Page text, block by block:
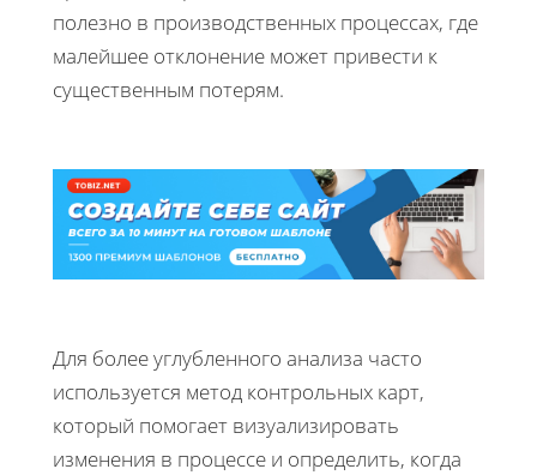
полезно в производственных процессах, где
малейшее отклонение может привести к
существенным потерям.
Для более углубленного анализа часто
используется метод контрольных карт,
который помогает визуализировать
изменения в процессе и определить, когда